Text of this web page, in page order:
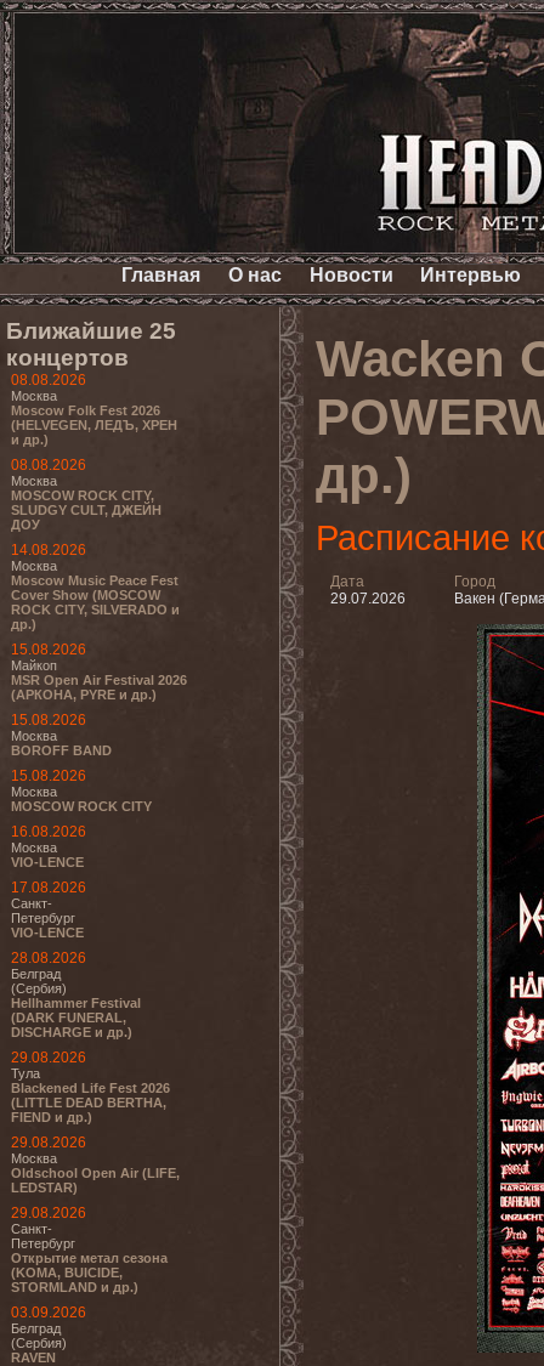
Главная О нас Новости Интервью
Ближайшие 25
концертов
08.08.2026
Москва
Moscow Folk Fest 2026
(HELVEGEN, ЛЕДЪ, ХРЕН
и др.)
08.08.2026
Москва
MOSCOW ROCK CITY,
SLUDGY CULT, ДЖЕЙН
ДОУ
14.08.2026
Москва
Moscow Music Peace Fest
Cover Show (MOSCOW
ROCK CITY, SILVERADO и
др.)
15.08.2026
Майкоп
MSR Open Air Festival 2026
(АРКОНА, PYRE и др.)
15.08.2026
Москва
BOROFF BAND
15.08.2026
Москва
MOSCOW ROCK CITY
16.08.2026
Москва
VIO-LENCE
17.08.2026
Санкт-
Петербург
VIO-LENCE
28.08.2026
Белград
(Сербия)
Hellhammer Festival
(DARK FUNERAL,
DISCHARGE и др.)
29.08.2026
Тула
Blackened Life Fest 2026
(LITTLE DEAD BERTHA,
FIEND и др.)
29.08.2026
Москва
Oldschool Open Air (LIFE,
LEDSTAR)
29.08.2026
Санкт-
Петербург
Открытие метал сезона
(KOMA, BUICIDE,
STORMLAND и др.)
03.09.2026
Белград
(Сербия)
RAVEN
Wacken
др.)
Расписание
Дата
29.07.2026
Город
Вакен